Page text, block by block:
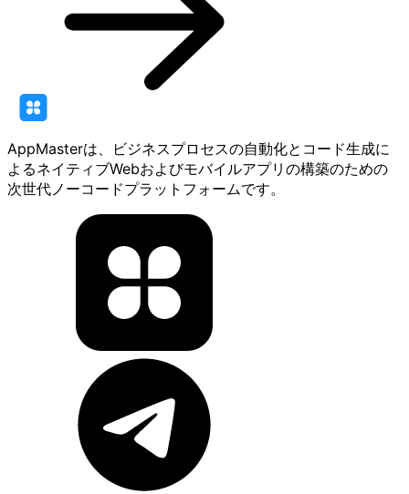
AppMasterは、ビジネスプロセスの自動化とコード生成に
よるネイティブWebおよびモバイルアプリの構築のための
次世代ノーコードプラットフォームです。